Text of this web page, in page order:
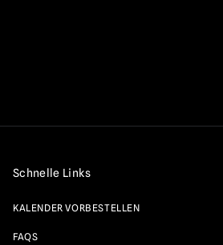
Schnelle Links
KALENDER VORBESTELLEN
FAQS